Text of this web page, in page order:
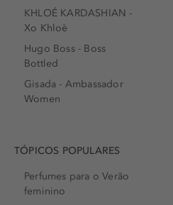
KHLOÉ KARDASHIAN -
Xo Khloè
Hugo Boss - Boss
Bottled
Gisada - Ambassador
Women
TÓPICOS POPULARES
Perfumes para o Verão
feminino